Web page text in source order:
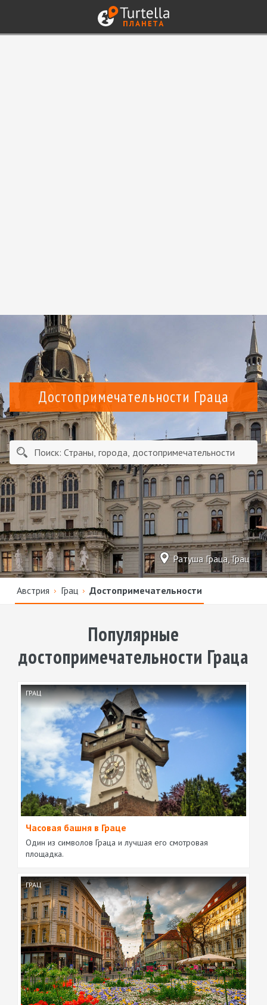
Ратуша Граца, Грац
Достопримечательности Граца
Австрия Грац Достопримечательности
Популярные
достопримечательности Граца
ГРАЦ
Часовая башня в Граце
Один из символов Граца и лучшая его смотровая
площадка.
ГРАЦ